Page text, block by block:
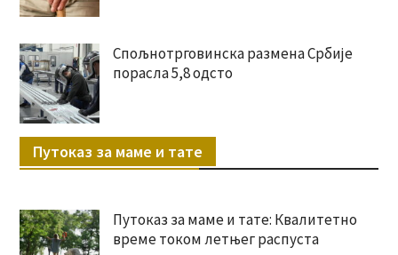
Спољнотрговинска размена Србије
порасла 5,8 одсто
Путоказ за маме и тате
Путоказ за маме и тате: Квалитетно
време током летњег распуста